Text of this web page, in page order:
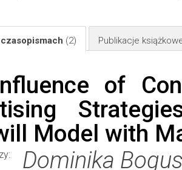
(2) Publikacje
of
Model with
Dominika